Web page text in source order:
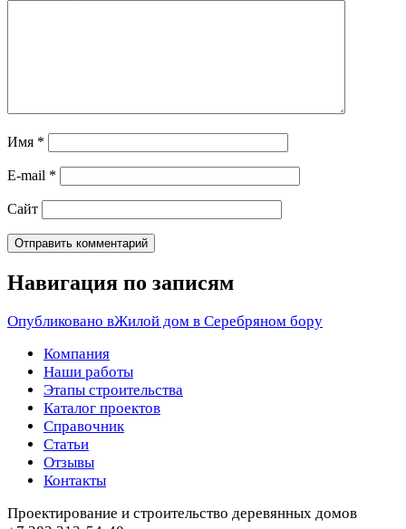
Имя *
E-mail *
Сайт
Навигация по записям
Опубликовано вЖилой дом в Серебряном бору
Компания
Наши работы
Этапы строительства
Каталог проектов
Справочник
Статьи
Отзывы
Контакты
Проектирование и строительство деревянных домов